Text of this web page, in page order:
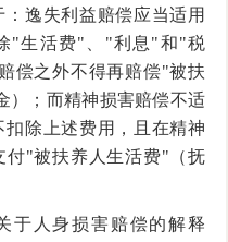
逸失利益赔偿应当适用
"生活费"、"利息"和"税
偿之外不得再赔偿"被扶
）；而精神损害赔偿不适
扣除上述费用，且在精神
付"被扶养人生活费"（抚
于人身损害赔偿的解释